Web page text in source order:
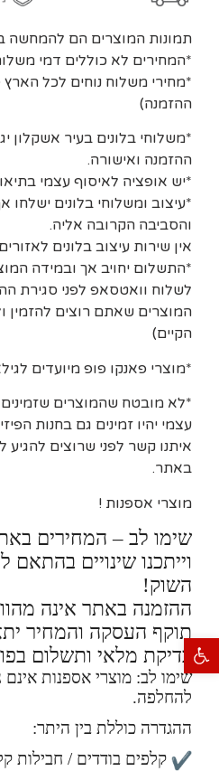
פתח סרגל נגישות
תמונות המוצרים הם להמחשה
*המחירים לא כוללים דמי
*מחירי משלוח נוחים לכל הארץ
ההזמנה)
ההזמנה ואישורה.
*יש אופציה לאיסוף עצמי
*עיצוב ומשלוחי בלונים ישלחו
והסביבה הקרובה אליה.
אין שירות עיצוב בלונים
*התשלום יחויב אך ובמידה
לשלוח וואטסאפ לפני סגירת
המוצרים שאתם רוצים להזמין
הקיים)
*מוצרי פאנקו פופ מיועדים לגילאי 13
*לא מובטח שהמוצרים
עצמי יהיו זמינים גם בחנות
איתנו קשר לפני שרוצים
באתר.
מוצרי אספנות !
שימו לב – המחירים
וייתכנו שינויים בהתאם
השוק!
ההזמנה באתר אינה
תוקף העסקה והמחיר
בדיקת מלאי ותשלום
שימו לב: מוצרי אספנות אינם
להחלפה.
ההגדרה כוללת בין היתר:
קלפים בודדים / חבילות